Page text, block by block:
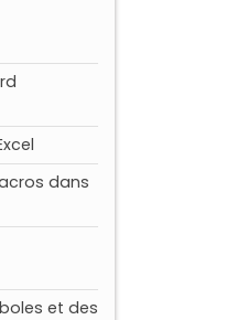
dans
et des